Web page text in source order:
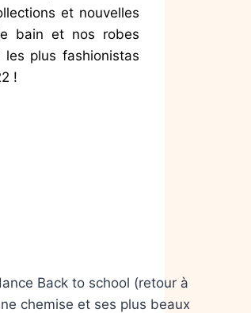
et nouvelles
bain et nos robes
plus fashionistas
!
Back to school (retour à
chemise et ses plus beaux